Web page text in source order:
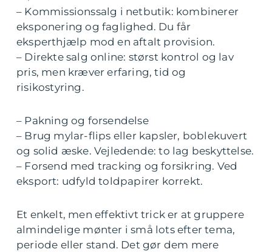
– Kommissionssalg i netbutik: kombinerer
eksponering og faglighed. Du får
eksperthjælp mod en aftalt provision.
– Direkte salg online: størst kontrol og lav
pris, men kræver erfaring, tid og
risikostyring.
– Pakning og forsendelse
– Brug mylar-flips eller kapsler, boblekuvert
og solid æske. Vejledende: to lag beskyttelse.
– Forsend med tracking og forsikring. Ved
eksport: udfyld toldpapirer korrekt.
Et enkelt, men effektivt trick er at gruppere
almindelige mønter i små lots efter tema,
periode eller stand. Det gør dem mere